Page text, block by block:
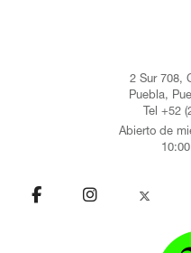
2 Sur 708,
Puebla,
Tel +52
Abierto de